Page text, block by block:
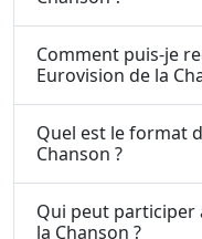
Comment puis-je
Eurovision de la
Quel est le format
Chanson ?
Qui peut participer
la Chanson ?